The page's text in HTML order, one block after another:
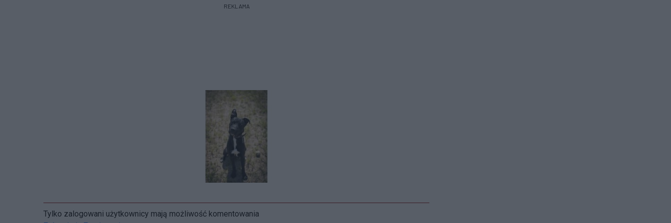
REKLAMA
Tylko zalogowani użytkownicy mają możliwość komentowania